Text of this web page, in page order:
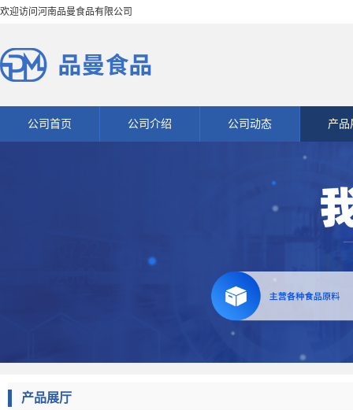
欢迎访问河南品曼食品有限公司
公司首页 公司介绍 公司动态 产品
产品展厅